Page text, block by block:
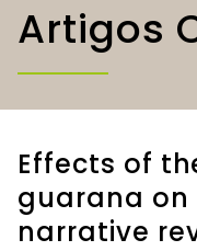
Artigos
Effects of
guarana on
narrative